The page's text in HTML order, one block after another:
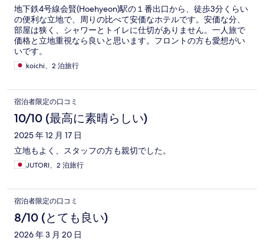
地下鉄4号線会賢(Hoehyeon)駅の１番出口から、徒歩3分くらい
の便利な立地で、周りの比べて安価なホテルです。安価な分、
部屋は狭く、シャワーとトイレに仕切がありません。一人旅で
価格と立地重視なら良いと思います。フロントの方も愛想がい
いです。
koichi、2 泊旅行
宿泊者限定の口コミ
10/10 (最高に素晴らしい)
2025 年 12 月 17 日
立地もよく、スタッフの方も親切でした。
JUTORI、2 泊旅行
宿泊者限定の口コミ
8/10 (とても良い)
2026 年 3 月 20 日